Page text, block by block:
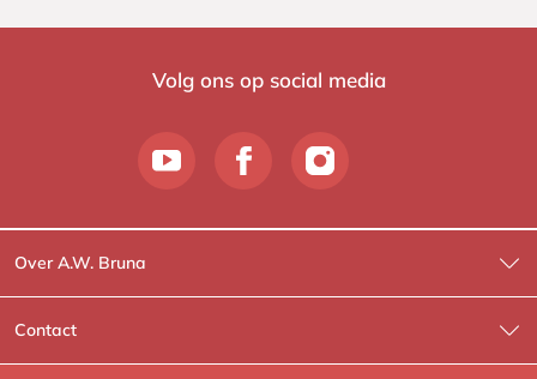
Volg ons op social media
Over A.W. Bruna
Wat wij doen
Wie is Wie?
Contact
Contactinformatie